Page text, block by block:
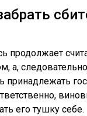
продолжает
а,
принадлежать
его тушку себе.